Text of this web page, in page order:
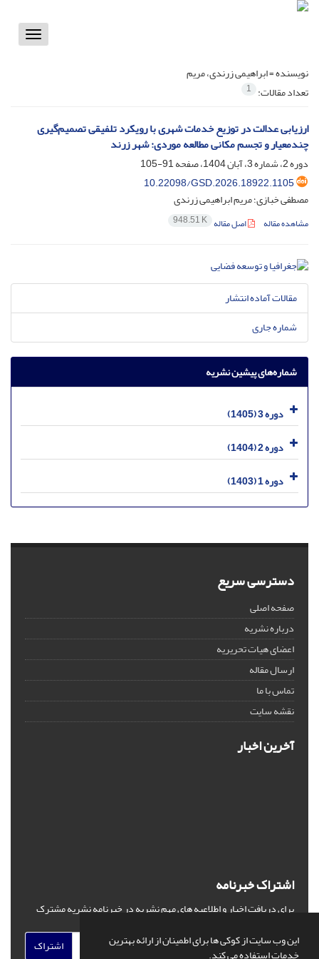
این وب سایت از کوکی ها برای اطمینان از ارائه بهترین
خدمات استفاده می کند.
Toggle
نویسنده =ابراهیمی زرندی، مریم
تعداد مقالات: 1
ارزیابی عدالت در توزیع خدمات شهری با رویکرد تلفیقی تصمیم‌گیری
چندمعیار و تجسم مکانی مطالعه موردی: شهر زرند
دوره 2، شماره 3، آبان 1404، صفحه
91-105
10.22098/GSD.2026.18922.1105
مصطفی خبازی؛ مریم ابراهیمی زرندی
مشاهده مقاله اصل مقاله 948.51 K
مقالات آماده انتشار
شماره جاری
شماره‌های پیشین نشریه
دوره 3 (1405)
دوره 2 (1404)
دوره 1 (1403)
دسترسی سریع
صفحه اصلی
درباره نشریه
اعضای هیات تحریریه
ارسال مقاله
تماس با ما
نقشه سایت
آخرین اخبار
اشتراک خبرنامه
برای دریافت اخبار و اطلاعیه های مهم نشریه در خبرنامه نشریه مشترک
اشتراک